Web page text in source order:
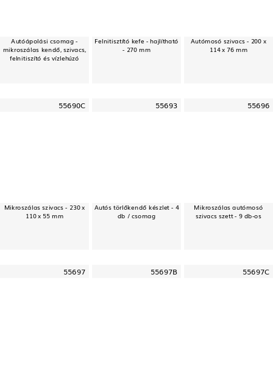
Autóápolási csomag -
mikroszálas kendő, szivacs,
felnitiszító és vízlehúzó
Felnitisztító kefe - hajlítható
- 270 mm
Autómosó szivacs - 200 x
114 x 76 mm
55690C
Mikroszálas szivacs - 230 x
110 x 55 mm
55693
Autós törlőkendő készlet - 4
db / csomag
55696
Mikroszálas autómosó
szivacs szett - 9 db-os
55697 55697B 55697C